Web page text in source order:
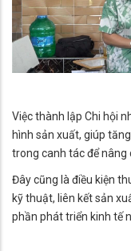
Việc thành lập Chi hội
hình sản xuất, giúp
trong canh tác để nâng
Đây cũng là điều kiện
kỹ thuật, liên kết sản
phần phát triển kinh tế